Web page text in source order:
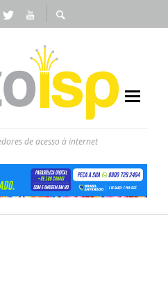
de acesso à internet